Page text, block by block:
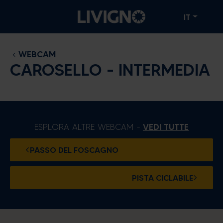
IT
WEBCAM
CAROSELLO - INTERMEDIA
PASSO DEL FOSCAGNO
ESPLORA ALTRE WEBCAM - VEDI TUTTE
PISTA CICLABILE